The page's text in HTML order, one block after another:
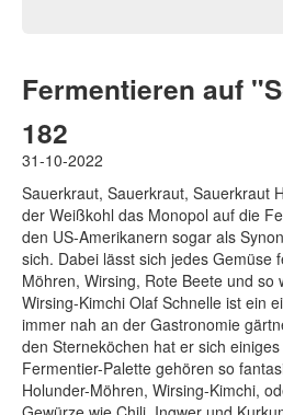
Fermentieren auf
182
31-10-2022
Sauerkraut, Sauerkraut, Sauerkraut
der Weißkohl das Monopol auf die
den US-Amerikanern sogar als
sich. Dabei lässt sich jedes Gemüse
Möhren, Wirsing, Rote Beete und so
Wirsing-Kimchi Olaf Schnelle ist ein
immer nah an der Gastronomie
den Sterneköchen hat er sich
Fermentier-Palette gehören so
Holunder-Möhren, Wirsing-Kimchi,